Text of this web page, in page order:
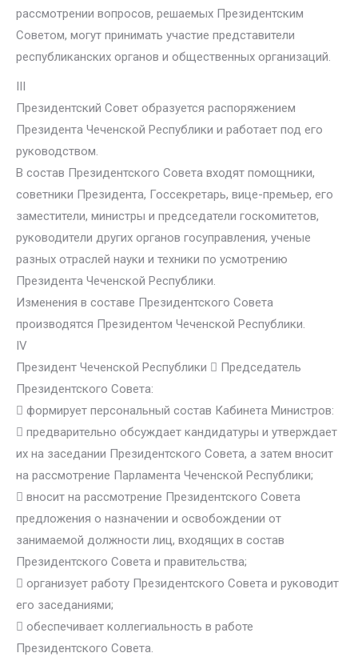
рассмотрении вопросов, решаемых Президентским
Советом, могут принимать участие представители
республиканских органов и общественных организаций.
ІІІ
Президентский Совет образуется распоряжением
Президента Чеченской Республики и работает под его
руководством.
В состав Президентского Совета входят помощники,
советники Президента, Госсекретарь, вице-премьер, его
заместители, министры и председатели госкомитетов,
руководители других органов госуправления, ученые
разных отраслей науки и техники по усмотрению
Президента Чеченской Республики.
Изменения в составе Президентского Совета
производятся Президентом Чеченской Республики.
IV
Президент Чеченской Республики  Председатель
Президентского Совета:
 формирует персональный состав Кабинета Министров:
 предварительно обсуждает кандидатуры и утверждает
их на заседании Президентского Совета, а затем вносит
на рассмотрение Парламента Чеченской Республики;
 вносит на рассмотрение Президентского Совета
предложения о назначении и освобождении от
занимаемой должности лиц, входящих в состав
Президентского Совета и правительства;
 организует работу Президентского Совета и руководит
его заседаниями;
 обеспечивает коллегиальность в работе
Президентского Совета.